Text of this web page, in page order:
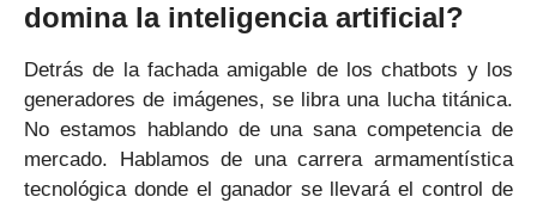
domina la inteligencia artificial?
Detrás de la fachada amigable de los chatbots y los
generadores de imágenes, se libra una lucha titánica.
No estamos hablando de una sana competencia de
mercado. Hablamos de una carrera armamentística
tecnológica donde el ganador se llevará el control de